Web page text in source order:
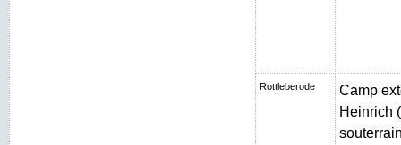
Rottleberode
Camp
Heinrich